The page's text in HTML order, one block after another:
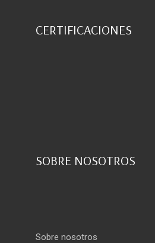
CERTIFICACIONES
SOBRE NOSOTROS
Sobre nosotros